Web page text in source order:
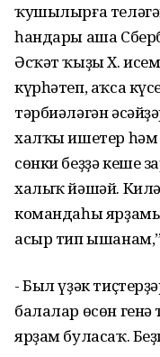
ҡушылырға
һандары аша
Әсҡәт ҡыҙы Х.
күрһәтеп, аҡса
тәрбиәләгән
халҡы ишетер
сөнки беҙҙә кеше
халыҡ йәшәй.
командаһы
асыр тип
- Был үҙәк
балалар өсөн генә
ярҙам буласаҡ.